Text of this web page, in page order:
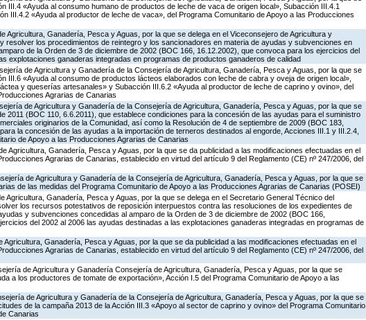
III.4 «Ayuda al consumo humano de productos de leche de vaca de origen local», Subacción III.4.1
III.4.2 «Ayuda al productor de leche de vaca», del Programa Comunitario de Apoyo a las Producciones
Agricultura, Ganadería, Pesca y Aguas, por la que se delega en el Viceconsejero de Agricultura y
resolver los procedimientos de reintegro y los sancionadores en materia de ayudas y subvenciones en
de la Orden de 3 de diciembre de 2002 (BOC 166, 16.12.2002), que convoca para los ejercicios del
explotaciones ganaderas integradas en programas de productos ganaderos de calidad
de Agricultura y Ganadería de la Consejería de Agricultura, Ganadería, Pesca y Aguas, por la que se
III.6 «Ayuda al consumo de productos lácteos elaborados con leche de cabra y oveja de origen local»,
y queserías artesanales» y Subacción III.6.2 «Ayuda al productor de leche de caprino y ovino», del
Agrarias de Canarias
de Agricultura y Ganadería de la Consejería de Agricultura, Ganadería, Pesca y Aguas, por la que se
2011 (BOC 110, 6.6.2011), que establece condiciones para la concesión de las ayudas para el suministro
originarios de la Comunidad, así como la Resolución de 4 de septiembre de 2009 (BOC 183,
la concesión de las ayudas a la importación de terneros destinados al engorde, Acciones III.1 y III.2.4,
de Apoyo a las Producciones Agrarias de Canarias
Agricultura, Ganadería, Pesca y Aguas, por la que se da publicidad a las modificaciones efectuadas en el
Agrarias de Canarias, establecido en virtud del artículo 9 del Reglamento (CE) nº 247/2006, del
de Agricultura y Ganadería de la Consejería de Agricultura, Ganadería, Pesca y Aguas, por la que se
de las medidas del Programa Comunitario de Apoyo a las Producciones Agrarias de Canarias (POSEI)
Agricultura, Ganadería, Pesca y Aguas, por la que se delega en el Secretario General Técnico del
los recursos potestativos de reposición interpuestos contra las resoluciones de los expedientes de
y subvenciones concedidas al amparo de la Orden de 3 de diciembre de 2002 (BOC 166,
del 2002 al 2006 las ayudas destinadas a las explotaciones ganaderas integradas en programas de
Ganadería, Pesca y Aguas, por la que se da publicidad a las modificaciones efectuadas en el
Agrarias de Canarias, establecido en virtud del artículo 9 del Reglamento (CE) nº 247/2006, del
de Agricultura y Ganadería Consejería de Agricultura, Ganadería, Pesca y Aguas, por la que se
a los productores de tomate de exportación», Acción I.5 del Programa Comunitario de Apoyo a las
de Agricultura y Ganadería de la Consejería de Agricultura, Ganadería, Pesca y Aguas, por la que se
de la campaña 2013 de la Acción III.3 «Apoyo al sector de caprino y ovino» del Programa Comunitario
Canarias